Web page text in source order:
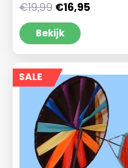
€19,99
prijs
was:
€19,99.
€16,95Huidige
Bekijk
SALE